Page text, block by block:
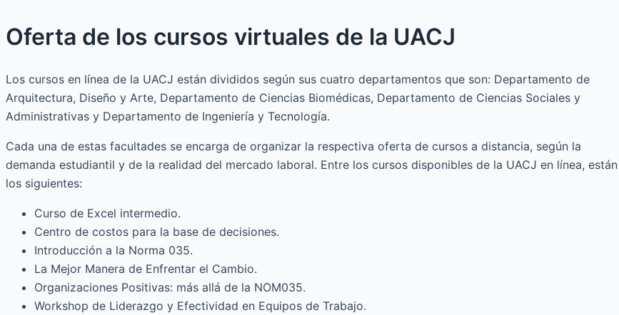
Oferta de los cursos virtuales de la UACJ
Los cursos en línea de la UACJ están divididos según sus cuatro departamentos que son: Departamento de
Arquitectura, Diseño y Arte, Departamento de Ciencias Biomédicas, Departamento de Ciencias Sociales y
Administrativas y Departamento de Ingeniería y Tecnología.
Cada una de estas facultades se encarga de organizar la respectiva oferta de cursos a distancia, según la
demanda estudiantil y de la realidad del mercado laboral. Entre los cursos disponibles de la UACJ en línea, están
los siguientes:
Curso de Excel intermedio.
Centro de costos para la base de decisiones.
Introducción a la Norma 035.
La Mejor Manera de Enfrentar el Cambio.
Organizaciones Positivas: más allá de la NOM035.
Workshop de Liderazgo y Efectividad en Equipos de Trabajo.